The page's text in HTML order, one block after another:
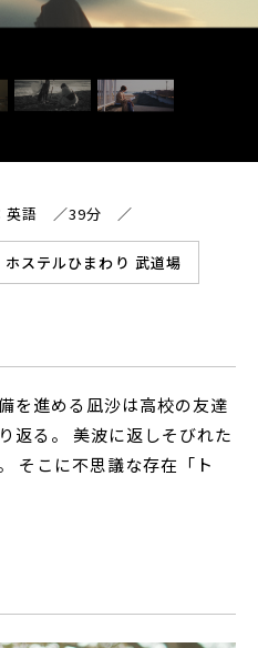
英語 ／39分 ／
ステルひまわり 武道場
を進める凪沙は高校の友達
返る。 美波に返しそびれた
そこに不思議な存在「ト